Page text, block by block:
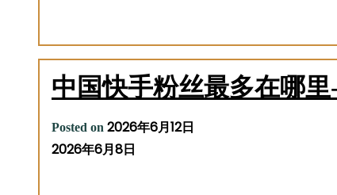
中国快手粉丝最多在哪
Posted on 2026年6月12日
2026年6月8日